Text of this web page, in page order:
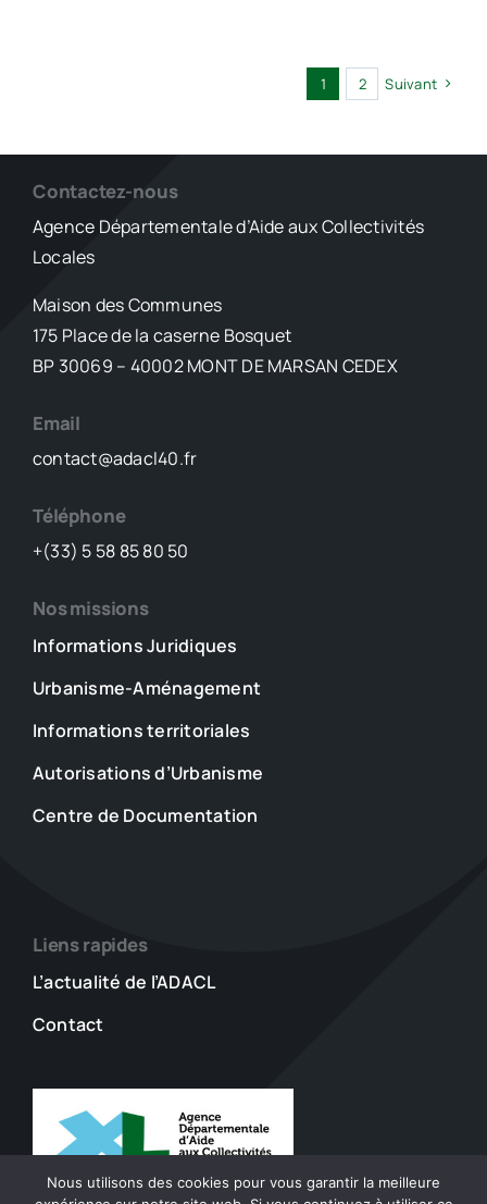
hausse
1 2 Suivant
Contactez-nous
Agence Départementale d’Aide aux Collectivités
Locales
Maison des Communes
175 Place de la caserne Bosquet
BP 30069 – 40002 MONT DE MARSAN CEDEX
Email
contact@adacl40.fr
Téléphone
+(33) 5 58 85 80 50
Nos missions
Informations Juridiques
Urbanisme-Aménagement
Informations territoriales
Autorisations d’Urbanisme
Centre de Documentation
Liens rapides
L’actualité de l’ADACL
Contact
Nous utilisons des cookies pour vous garantir la meilleure